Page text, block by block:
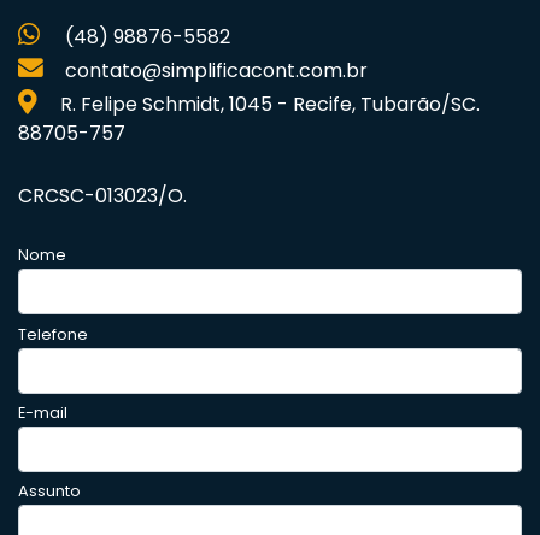
(48) 98876-5582
contato@simplificacont.com.br
R. Felipe Schmidt, 1045 - Recife, Tubarão/SC.
88705-757
CRCSC-013023/O.
Nome
Telefone
E-mail
Assunto